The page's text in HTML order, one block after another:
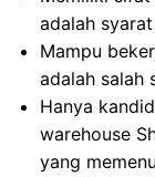
adalah
Mampu
adalah salah
Hanya
warehouse
yang